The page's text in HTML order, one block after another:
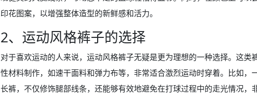
印花图案，以增强整体造型的新鲜感和活力。
2、运动风格裤子的选择
对于喜欢运动的人来说，运动风格裤子无疑是更为理想的一种选择。这类
性材料制作，如速干面料和弹力布等，非常适合激烈运动时穿着。比如，
长裤，不仅修饰腿部线条，还能够有效地避免在打球过程中的走光情况，